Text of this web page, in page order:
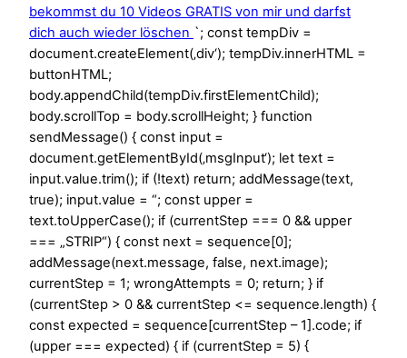
bekommst du 10 Videos GRATIS von mir und darfst
dich auch wieder löschen `; const tempDiv =
document.createElement(‚div‘); tempDiv.innerHTML =
buttonHTML;
body.appendChild(tempDiv.firstElementChild);
body.scrollTop = body.scrollHeight; } function
sendMessage() { const input =
document.getElementById(‚msgInput‘); let text =
input.value.trim(); if (!text) return; addMessage(text,
true); input.value = “; const upper =
text.toUpperCase(); if (currentStep === 0 && upper
=== „STRIP“) { const next = sequence[0];
addMessage(next.message, false, next.image);
currentStep = 1; wrongAttempts = 0; return; } if
(currentStep > 0 && currentStep <= sequence.length) {
const expected = sequence[currentStep – 1].code; if
(upper === expected) { if (currentStep = 5) {